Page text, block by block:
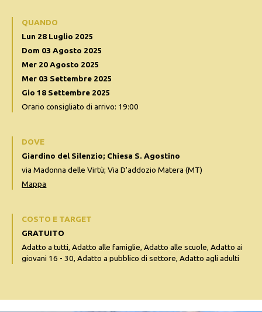
QUANDO
Lun 28 Luglio 2025
Dom 03 Agosto 2025
Mer 20 Agosto 2025
Mer 03 Settembre 2025
Gio 18 Settembre 2025
Orario consigliato di arrivo: 19:00
DOVE
Giardino del Silenzio; Chiesa S. Agostino
via Madonna delle Virtù; Via D'addozio Matera (MT)
Mappa
COSTO E TARGET
GRATUITO
Adatto a tutti, Adatto alle famiglie, Adatto alle scuole, Adatto ai
giovani 16 - 30, Adatto a pubblico di settore, Adatto agli adulti